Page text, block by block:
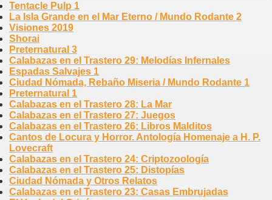
Tentacle Pulp 1
La Isla Grande en el Mar Eterno / Mundo Rodante 2
Visiones 2019
Shorai
Preternatural 3
Calabazas en el Trastero 29: Melodías Infernales
Espadas Salvajes 1
Ciudad Nómada, Rebaño Miseria / Mundo Rodante 1
Preternatural 1
Calabazas en el Trastero 28: La Mar
Calabazas en el Trastero 27: Juegos
Calabazas en el Trastero 26: Libros Malditos
Cantos de Locura y Horror. Antología Homenaje a H. P.
Lovecraft
Calabazas en el Trastero 24: Criptozoología
Calabazas en el Trastero 25: Distopías
Ciudad Nómada y Otros Relatos
Calabazas en el Trastero 23: Casas Embrujadas